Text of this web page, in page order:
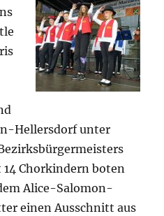
ns
tle
ris
Hellersdorf unter
Chorkindern boten
Alice-Salomon-
einen Ausschnitt aus